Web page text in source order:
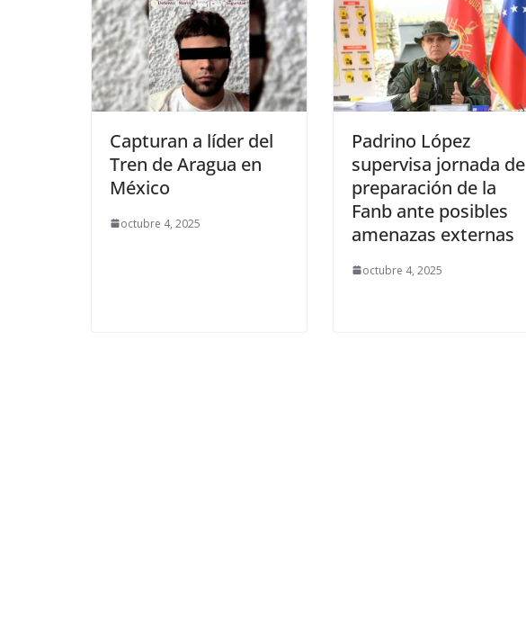
Capturan a líder del
Tren de Aragua en
México
octubre 4, 2025
Padrino López
supervisa jornada de
preparación de la
Fanb ante posibles
amenazas externas
octubre 4, 2025